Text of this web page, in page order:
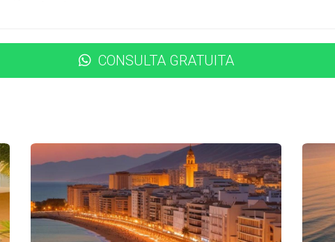
propiedades en zonas emergentes de Málaga, veamos tres
cual fue muy atractivo para inquilinos preocupados por sus gastos.
equipada con muebles elegantes y plantas convirtió este
logró alquilarlo rápidamente a turistas durante la
pueden no solo mejorar la estética de una propiedad,
CONSULTA GRATUITA